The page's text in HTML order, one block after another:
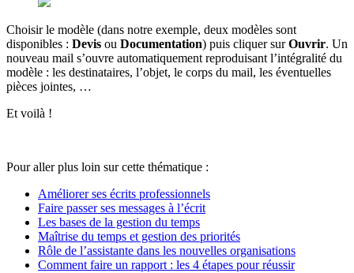
Choisir le modèle (dans notre exemple, deux modèles sont
disponibles : Devis ou Documentation) puis cliquer surOuvrir. Un
nouveau mail s’ouvre automatiquement reproduisant l’intégralité du
modèle : les destinataires, l’objet, le corps du mail, les éventuelles
pièces jointes, …
Et voilà !
Pour aller plus loin sur cette thématique :
Améliorer ses écrits professionnels
Faire passer ses messages à l’écrit
Les bases de la gestion du temps
Maîtrise du temps et gestion des priorités
Rôle de l’assistante dans les nouvelles organisations
Comment faire un rapport : les 4 étapes pour réussir